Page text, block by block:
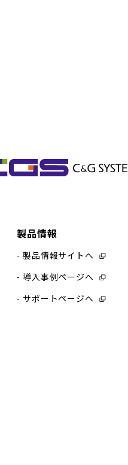
製品情報
製品情報サイトへ
導入事例ページへ
サポートページへ